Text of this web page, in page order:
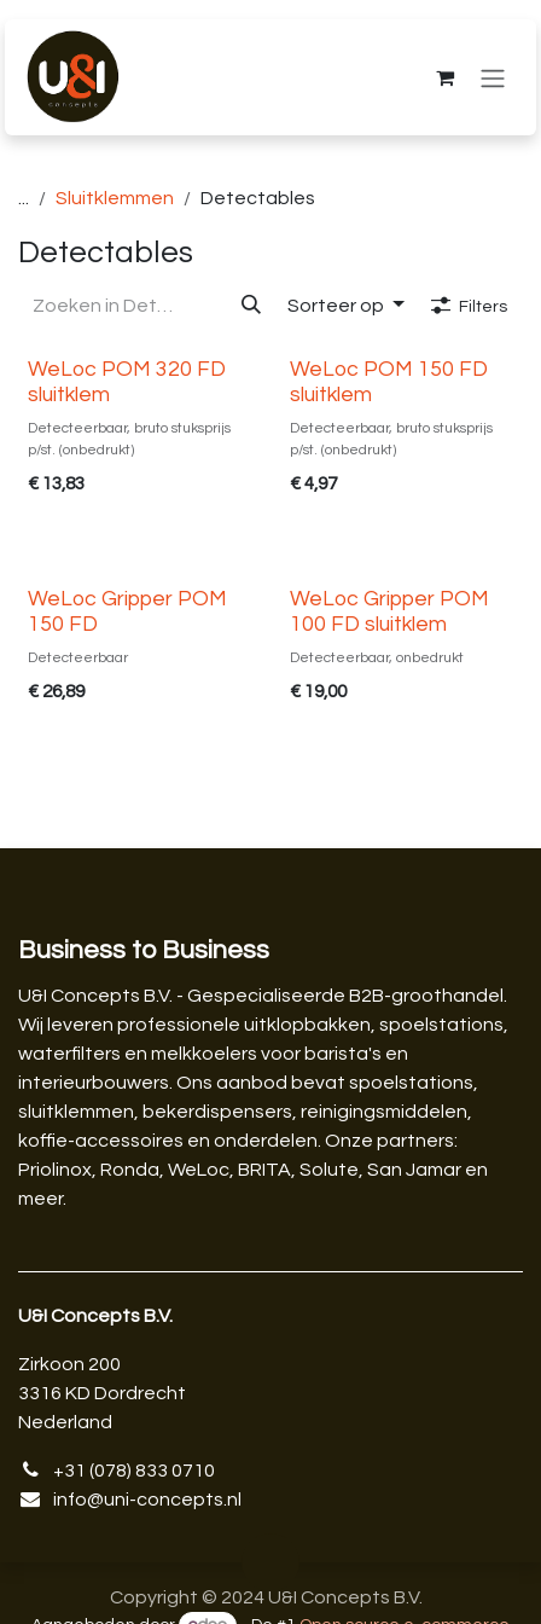
Sluitklemmen Detectables
Detectables
Sorteer op Filters
WeLoc POM 320 FD
sluitklem
Detecteerbaar, bruto stuksprijs
p/st. (onbedrukt)
€ 13,83
WeLoc POM 150 FD
sluitklem
Detecteerbaar, bruto stuksprijs
p/st. (onbedrukt)
€4,97
WeLoc Gripper POM
150 FD
Detecteerbaar
€ 26,89
WeLoc Gripper POM
100 FD sluitklem
Detecteerbaar, onbedrukt
€ 19,00
Business to Business
U&I Concepts B.V. - Gespecialiseerde B2B-groothandel.
Wij leveren professionele uitklopbakken, spoelstations,
waterfilters en melkkoelers voor barista's en
interieurbouwers. Ons aanbod bevat spoelstations,
sluitklemmen, bekerdispensers, reinigingsmiddelen,
koffie-accessoires en onderdelen. Onze partners:
Priolinox, Ronda, WeLoc, BRITA, Solute, San Jamar en
meer.
U&I Concepts B.V.​
Zirkoon 200
3316 KD Dordrecht
Nederland
+31 (078) 833 0710
info@uni-concepts.nl
Copyright © 2024 U&I Concepts B.V.